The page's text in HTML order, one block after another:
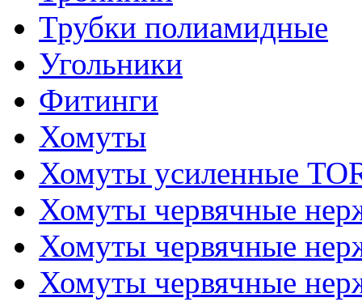
Трубки полиамидные
Угольники
Фитинги
Хомуты
Хомуты усиленные
Хомуты червячные
Хомуты червячные
Хомуты червячные